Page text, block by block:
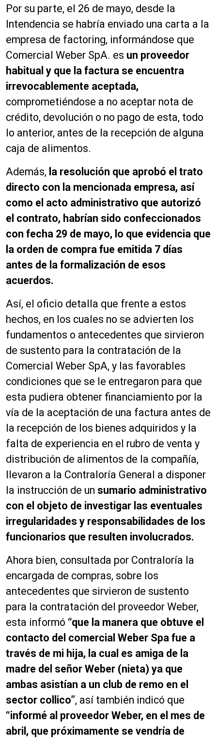
Por su parte, el 26 de mayo, desde la
Intendencia se habría enviado una carta a la
empresa de factoring, informándose que
Comercial Weber SpA. es un proveedor
habitual y que la factura se encuentra
irrevocablemente aceptada,
comprometiéndose a no aceptar nota de
crédito, devolución o no pago de esta, todo
lo anterior, antes de la recepción de alguna
caja de alimentos.
Además, la resolución que aprobó el trato
directo con la mencionada empresa, así
como el acto administrativo que autorizó
el contrato, habrían sido confeccionados
con fecha 29 de mayo, lo que evidencia que
la orden de compra fue emitida 7 días
antes de la formalización de esos
acuerdos.
Así, el oficio detalla que frente a estos
hechos, en los cuales no se advierten los
fundamentos o antecedentes que sirvieron
de sustento para la contratación de la
Comercial Weber SpA, y las favorables
condiciones que se le entregaron para que
esta pudiera obtener financiamiento por la
vía de la aceptación de una factura antes de
la recepción de los bienes adquiridos y la
falta de experiencia en el rubro de venta y
distribución de alimentos de la compañía,
llevaron a la Contraloría General a disponer
la instrucción de un sumario administrativo
con el objeto de investigar las eventuales
irregularidades y responsabilidades de los
funcionarios que resulten involucrados.
Ahora bien, consultada por Contraloría la
encargada de compras, sobre los
antecedentes que sirvieron de sustento
para la contratación del proveedor Weber,
esta informó “que la manera que obtuve el
contacto del comercial Weber Spa fue a
través de mi hija, la cual es amiga de la
madre del señor Weber (nieta) ya que
ambas asistían a un club de remo en el
sector collico”, así también indicó que
“informé al proveedor Weber, en el mes de
abril, que próximamente se vendría de